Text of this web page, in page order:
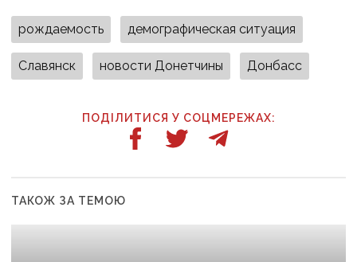
рождаемость демографическая ситуация
Славянск новости Донетчины Донбасс
ПОДІЛИТИСЯ У СОЦМЕРЕЖАХ:
ТАКОЖ ЗА ТЕМОЮ